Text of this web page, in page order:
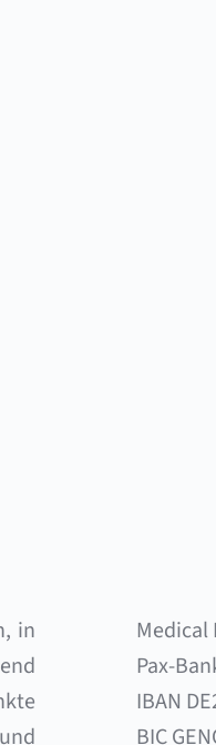
in
Medical
Pax-
IBAN
BIC